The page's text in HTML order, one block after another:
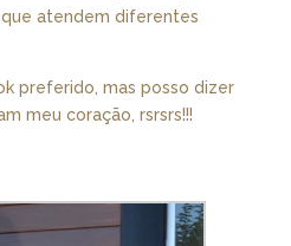
atendem diferentes
preferido, mas posso dizer
meu coração, rsrsrs!!!